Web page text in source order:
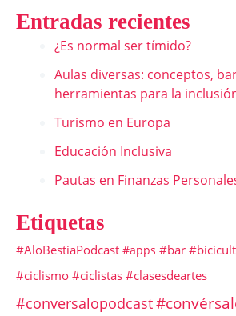
Entradas recientes
¿Es normal ser tímido?
Aulas diversas: conceptos,
herramientas para la
Turismo en Europa
Educación Inclusiva
Pautas en Finanzas
Etiquetas
#AloBestiaPodcast #apps #bar
#ciclismo #ciclistas #clasesdeartes
#conversalopodcast